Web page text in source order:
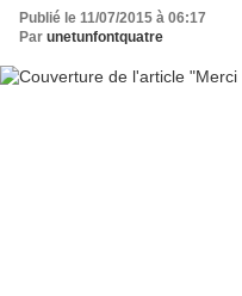
Publié le 11/07/2015 à 06:17
Par unetunfontquatre